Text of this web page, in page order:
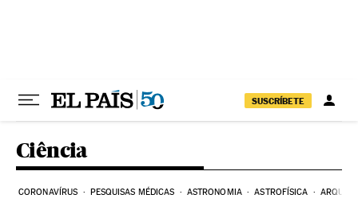
SUSCRÍBETE
Ciência
CORONAVÍRUS PESQUISAS MÉDICAS ASTRONOMIA ASTROFÍSICA